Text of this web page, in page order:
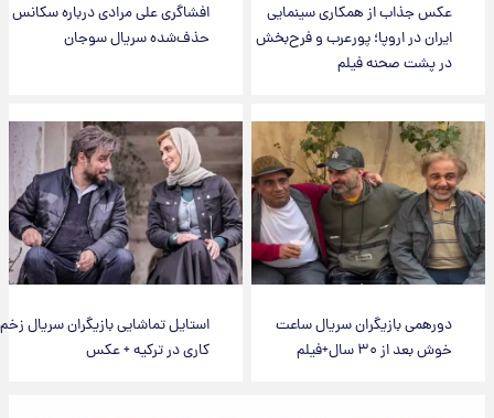
عکس جذاب از همکاری سینمایی
ایران در اروپا؛ پورعرب و فرح‌بخش
در پشت صحنه فیلم
افشاگری علی مرادی درباره سکانس
حذف‌شده سریال سوجان
دورهمی بازیگران سریال ساعت
خوش بعد از ۳۰ سال+فیلم
استایل تماشایی بازیگران سریال زخم
کاری در ترکیه + عکس